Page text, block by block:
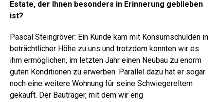
Estate, der Ihnen besonders in Erinnerung geblieben
ist?
Pascal Steingröver: Ein Kunde kam mit Konsumschulden in
beträchtlicher Höhe zu uns und trotzdem konnten wir es
ihm ermöglichen, im letzten Jahr einen Neubau zu enorm
guten Konditionen zu erwerben. Parallel dazu hat er sogar
noch eine weitere Wohnung für seine Schwiegereltern
gekauft. Der Bauträger, mit dem wir eng